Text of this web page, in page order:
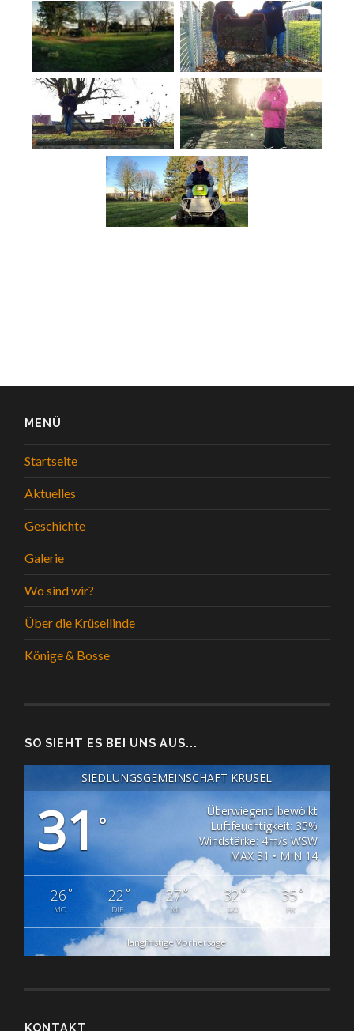
MENÜ
Startseite
Aktuelles
Geschichte
Galerie
Wo sind wir?
Über die Krüsellinde
Könige & Bosse
SO SIEHT ES BEI UNS AUS...
SIEDLUNGSGEMEINSCHAFT KRÜSEL
31°
Überwiegend bewölkt
Luftfeuchtigkeit: 35%
Windstärke: 4m/s WSW
MAX 31 • MIN 14
26°
MO
22 °
DIE
27°
MI
32°
DO
35°
FR
langfristige Vorhersage
KONTAKT